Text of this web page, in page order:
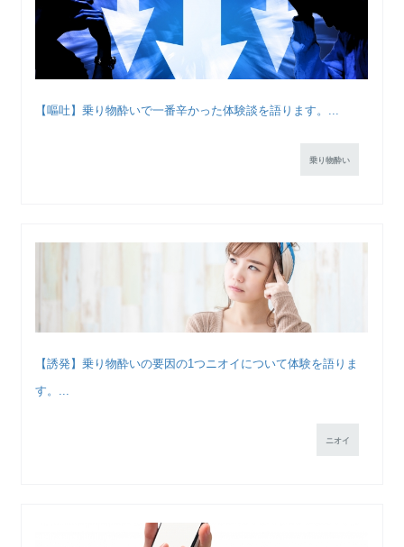
【嘔吐】乗り物酔いで一番辛かった体験談を語ります。...
乗り物酔い
【誘発】乗り物酔いの要因の1つニオイについて体験を語りま
す。...
ニオイ